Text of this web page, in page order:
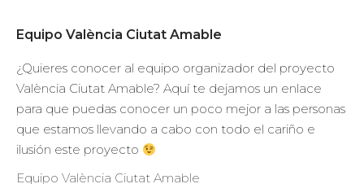
Equipo València Ciutat Amable
¿Quieres conocer al equipo organizador del proyecto
València Ciutat Amable? Aquí te dejamos un enlace
para que puedas conocer un poco mejor a las personas
que estamos llevando a cabo con todo el cariño e
ilusión este proyecto
Equipo València Ciutat Amable